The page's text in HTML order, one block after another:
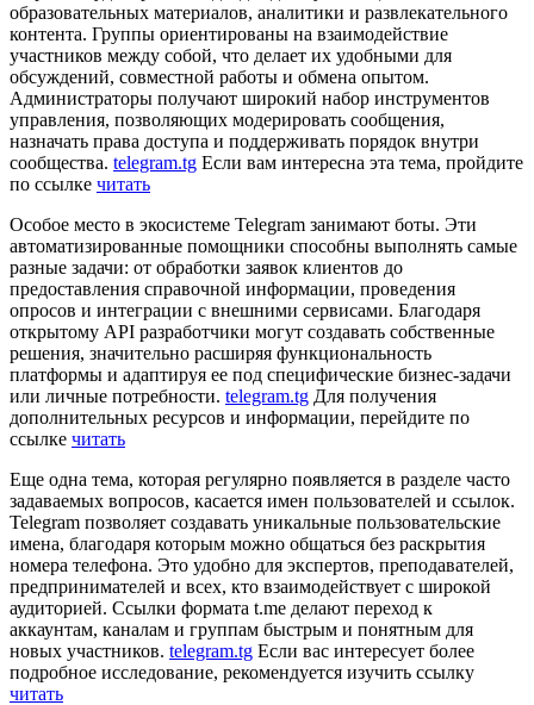
образовательных материалов, аналитики и развлекательного
контента. Группы ориентированы на взаимодействие
участников между собой, что делает их удобными для
обсуждений, совместной работы и обмена опытом.
Администраторы получают широкий набор инструментов
управления, позволяющих модерировать сообщения,
назначать права доступа и поддерживать порядок внутри
сообщества. telegram.tg Если вам интересна эта тема, пройдите
по ссылке читать
Особое место в экосистеме Telegram занимают боты. Эти
автоматизированные помощники способны выполнять самые
разные задачи: от обработки заявок клиентов до
предоставления справочной информации, проведения
опросов и интеграции с внешними сервисами. Благодаря
открытому API разработчики могут создавать собственные
решения, значительно расширяя функциональность
платформы и адаптируя ее под специфические бизнес-задачи
или личные потребности. telegram.tg Для получения
дополнительных ресурсов и информации, перейдите по
ссылке читать
Еще одна тема, которая регулярно появляется в разделе часто
задаваемых вопросов, касается имен пользователей и ссылок.
Telegram позволяет создавать уникальные пользовательские
имена, благодаря которым можно общаться без раскрытия
номера телефона. Это удобно для экспертов, преподавателей,
предпринимателей и всех, кто взаимодействует с широкой
аудиторией. Ссылки формата t.me делают переход к
аккаунтам, каналам и группам быстрым и понятным для
новых участников. telegram.tg Если вас интересует более
подробное исследование, рекомендуется изучить ссылку
читать